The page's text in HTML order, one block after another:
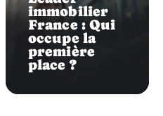
immobilier
France : Qui
occupe la
première
place ?